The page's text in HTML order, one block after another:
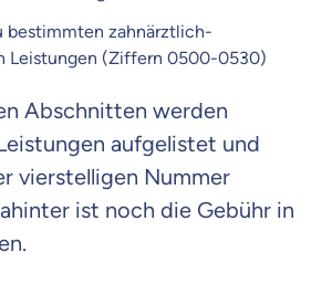
bestimmten zahnärztlich-
Leistungen (Ziffern 0500-0530)
Abschnitten werden
aufgelistet und
vierstelligen Nummer
ist noch die Gebühr in